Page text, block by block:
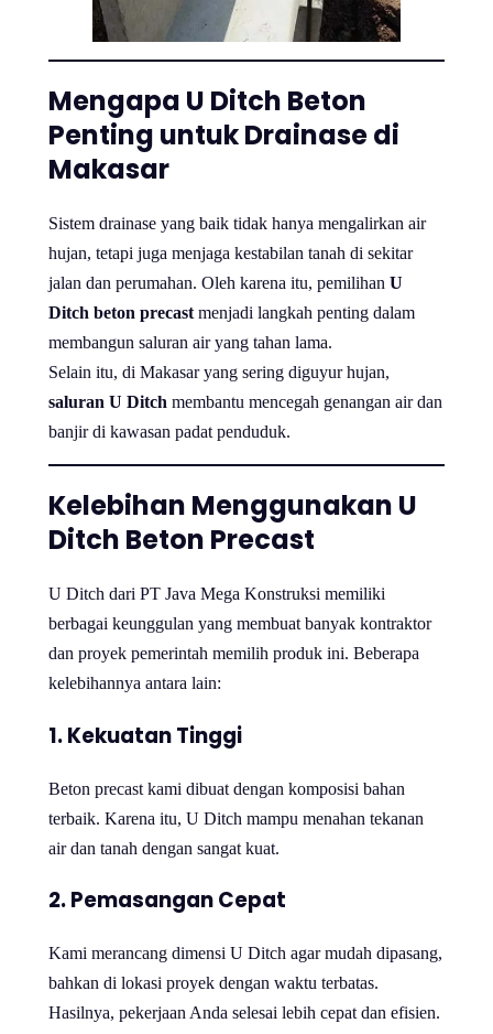
Mengapa U Ditch Beton
Penting untuk Drainase di
Makasar
Sistem drainase yang baik tidak hanya mengalirkan air
hujan, tetapi juga menjaga kestabilan tanah di sekitar
jalan dan perumahan. Oleh karena itu, pemilihan U
Ditch beton precast menjadi langkah penting dalam
membangun saluran air yang tahan lama.
Selain itu, di Makasar yang sering diguyur hujan,
saluran U Ditch membantu mencegah genangan air dan
banjir di kawasan padat penduduk.
Kelebihan Menggunakan U
Ditch Beton Precast
U Ditch dari PT Java Mega Konstruksi memiliki
berbagai keunggulan yang membuat banyak kontraktor
dan proyek pemerintah memilih produk ini. Beberapa
kelebihannya antara lain:
1. Kekuatan Tinggi
Beton precast kami dibuat dengan komposisi bahan
terbaik. Karena itu, U Ditch mampu menahan tekanan
air dan tanah dengan sangat kuat.
2. Pemasangan Cepat
Kami merancang dimensi U Ditch agar mudah dipasang,
bahkan di lokasi proyek dengan waktu terbatas.
Hasilnya, pekerjaan Anda selesai lebih cepat dan efisien.